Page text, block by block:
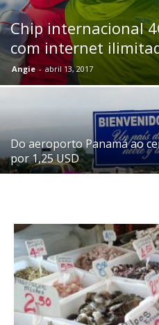
Chip internacional
com internet
Angie - abril 13, 2017
Do aeroporto Panamá ao
por 1,25 USD